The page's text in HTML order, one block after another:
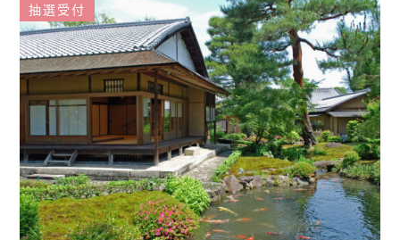
抽選受付